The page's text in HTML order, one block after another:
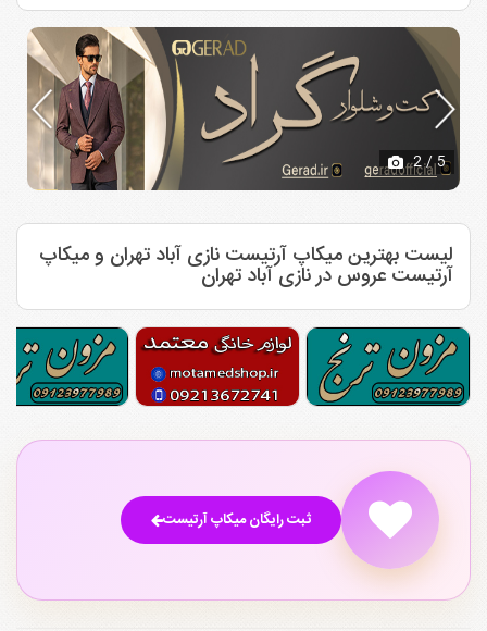
2/ 5
لیست بهترین میکاپ آرتیست نازی آباد تهران و میکاپ
آرتیست عروس در نازی آباد تهران
ثبت رایگان میکاپ آرتیست